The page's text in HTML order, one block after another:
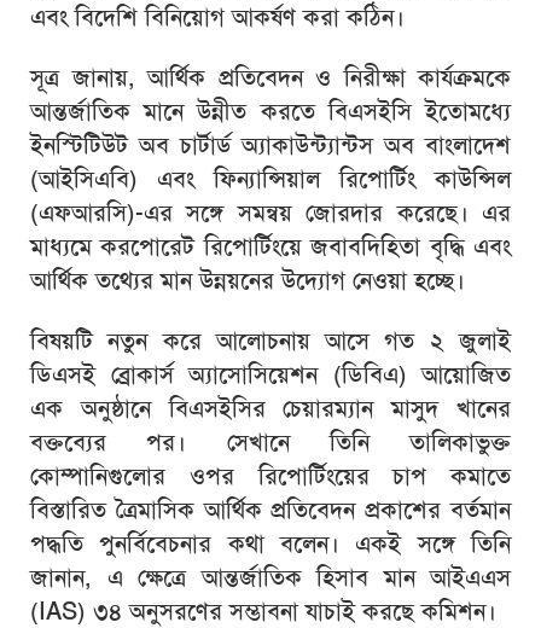
এবং বিদেশি বিনিয়োগ আকর্ষণ করা কঠিন।
সূত্র জানায়, আর্থিক প্রতিবেদন ও নিরীক্ষা কার্যক্রমকে
আন্তর্জাতিক মানে উন্নীত করতে বিএসইসি ইতোমধ্যে
ইনস্টিটিউট অব চার্টার্ড অ্যাকাউন্ট্যান্টস অব বাংলাদেশ
(আইসিএবি) এবং ফিন্যান্সিয়াল রিপোর্টিং কাউন্সিল
(এফআরসি)-এর সঙ্গে সমন্বয় জোরদার করেছে। এর
মাধ্যমে করপোরেট রিপোর্টিংয়ে জবাবদিহিতা বৃদ্ধি এবং
আর্থিক তথ্যের মান উন্নয়নের উদ্যোগ নেওয়া হচ্ছে।
বিষয়টি নতুন করে আলোচনায় আসে গত ২ জুলাই
ডিএসই ব্রোকার্স অ্যাসোসিয়েশন (ডিবিএ) আয়োজিত
এক অনুষ্ঠানে বিএসইসির চেয়ারম্যান মাসুদ খানের
বক্তব্যের পর। সেখানে তিনি তালিকাভুক্ত
কোম্পানিগুলোর ওপর রিপোর্টিংয়ের চাপ কমাতে
বিস্তারিত ত্রৈমাসিক আর্থিক প্রতিবেদন প্রকাশের বর্তমান
পদ্ধতি পুনর্বিবেচনার কথা বলেন। একই সঙ্গে তিনি
জানান, এ ক্ষেত্রে আন্তর্জাতিক হিসাব মানআইএএস
(IAS) ৩৪ অনুসরণের সম্ভাবনা যাচাই করছে কমিশন।